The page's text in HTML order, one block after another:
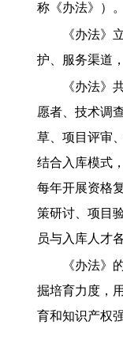
称《办法》）。
《办法》
护、服务渠道
《办法》
愿者、技术调
草、项目评审
结合入库模式
每年开展资格
策研讨、项目
员与入库人才
《办法》
掘培育力度，
育和知识产权